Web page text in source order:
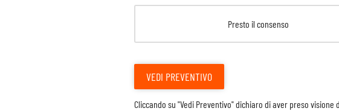
Presto il consenso
VEDI PREVENTIVO
Cliccando su "Vedi Preventivo" dichiaro di aver preso visione